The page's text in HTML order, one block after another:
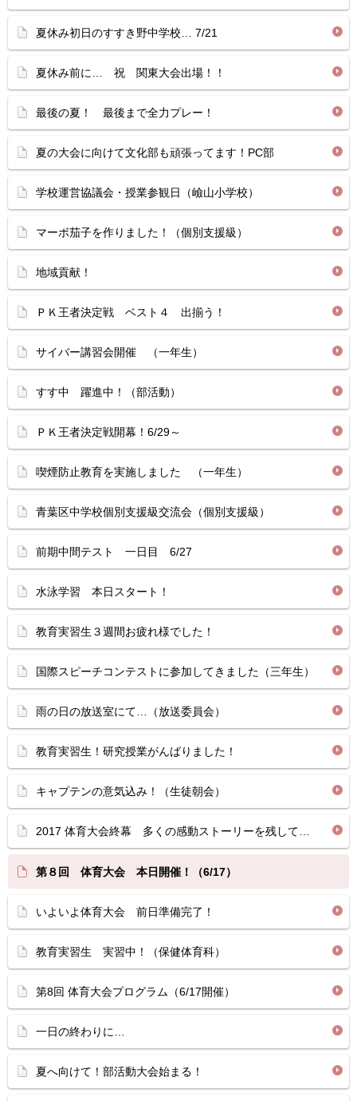
夏休み初日のすすき野中学校… 7/21
夏休み前に… 祝 関東大会出場！！
最後の夏！ 最後まで全力プレー！
夏の大会に向けて文化部も頑張ってます！PC部
学校運営協議会・授業参観日（嶮山小学校）
マーボ茄子を作りました！（個別支援級）
地域貢献！
ＰＫ王者決定戦 ベスト４ 出揃う！
サイバー講習会開催 （一年生）
すす中 躍進中！（部活動）
ＰＫ王者決定戦開幕！6/29～
喫煙防止教育を実施しました （一年生）
青葉区中学校個別支援級交流会（個別支援級）
前期中間テスト 一日目 6/27
水泳学習 本日スタート！
教育実習生３週間お疲れ様でした！
国際スピーチコンテストに参加してきました（三年生）
雨の日の放送室にて…（放送委員会）
教育実習生！研究授業がんばりました！
キャプテンの意気込み！（生徒朝会）
2017 体育大会終幕 多くの感動ストーリーを残して…
第８回 体育大会 本日開催！（6/17）
いよいよ体育大会 前日準備完了！
教育実習生 実習中！（保健体育科）
第8回 体育大会プログラム（6/17開催）
一日の終わりに…
夏へ向けて！部活動大会始まる！